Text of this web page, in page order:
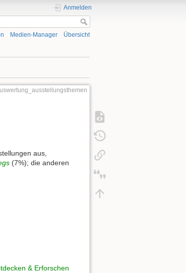
Anmelden
Medien-Manager Übersicht
aus,
(7%); die anderen
& Erforschen